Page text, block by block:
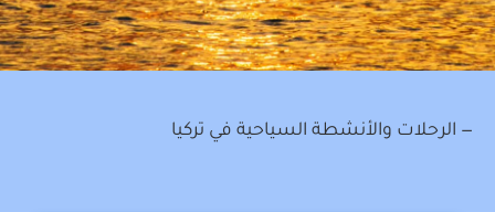
— الرحلات والأنشطة السياحية في تركيا